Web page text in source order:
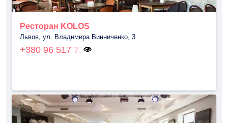
Ресторан KOLOS
Львов, ул. Владимира Винниченко, 3
+380 96 517 73